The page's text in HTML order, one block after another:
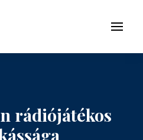
Menü
rádiójátékos